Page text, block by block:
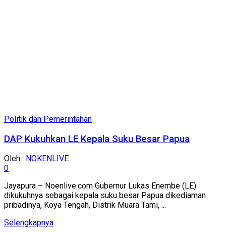
Politik dan Pemerintahan
DAP Kukuhkan LE Kepala Suku Besar Papua
Oleh : NOKENLIVE
0
Jayapura – Noenlive.com Gubernur Lukas Enembe (LE)
dikukuhnya sebagai kepala suku besar Papua dikediaman
pribadinya, Koya Tengah, Distrik Muara Tami, ...
SelengkapnyaDetails